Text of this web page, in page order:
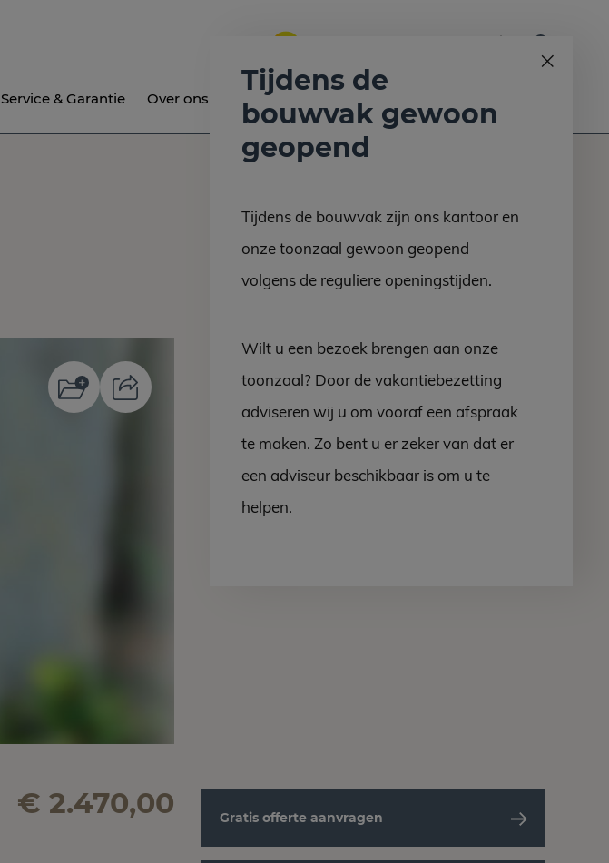
Service & Garantie Over ons Nieuws
€ 2.470,00 Gratis offerte aanvragen
Tijdens de
bouwvak gewoon
geopend
Tijdens de bouwvak zijn ons kantoor en
onze toonzaal gewoon geopend
volgens de reguliere openingstijden.
Wilt u een bezoek brengen aan onze
toonzaal? Door de vakantiebezetting
adviseren wij u om vooraf een afspraak
te maken. Zo bent u er zeker van dat er
een adviseur beschikbaar is om u te
helpen.